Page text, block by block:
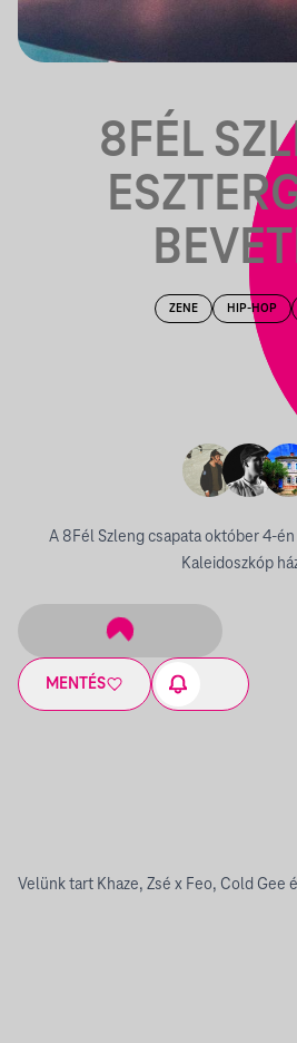
8FÉL
ZENE HIP-HOP
A 8Fél Szleng csapata október 4-
Kaleidoszkóp
MENTÉS
Velünk tart Khaze, Zsé x Feo, Cold Gee